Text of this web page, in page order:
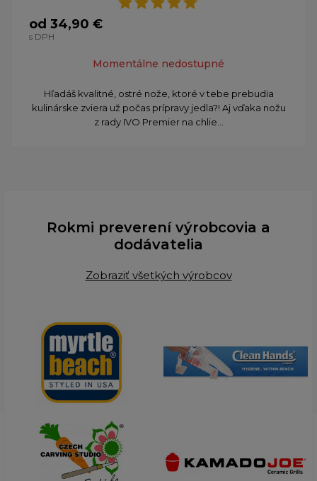
od 34,90 €
s DPH
Momentálne nedostupné
Hľadáš kvalitné, ostré nože, ktoré v tebe prebudia
kulinárske zviera už počas prípravy jedla?! Aj vďaka nožu
z rady IVO Premier na chlie...
Rokmi preverení výrobcovia a
dodávatelia
Zobraziť všetkých výrobcov